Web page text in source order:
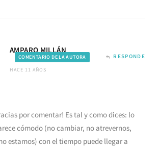
AMPARO MILLÁN
COMENTARIO DE LA AUTORA
HACE 11 AÑOS
RESPONDE
por comentar! Es tal y como dices: lo
cómodo (no cambiar, no atrevernos,
estamos) con el tiempo puede llegar a